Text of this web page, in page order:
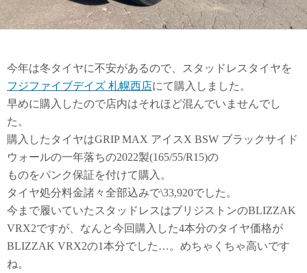
今年は冬タイヤに不安があるので、スタッドレスタイヤを
フジファイブデイズ 札幌西店にて購入しました。
早めに購入したので店内はそれほど混んでいませんでし
た。
購入したタイヤはGRIP MAX アイスX BSW ブラックサイド
ウォールの一年落ちの2022製(165/55/R15)の
ものをパンク保証を付けて購入。
タイヤ処分料金諸々全部込みで\33,920でした。
今まで履いていたスタッドレスはブリジストンのBLIZZAK
VRX2ですが、なんと今回購入した4本分のタイヤ価格が
BLIZZAK VRX2の1本分でした…。めちゃくちゃ高いです
ね。